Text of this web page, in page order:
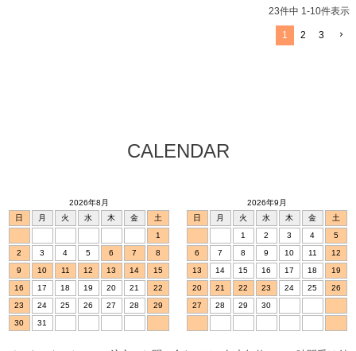
23件中 1-10件表示
1 2 3
CALENDAR
2026年8月
日
月 火 水 木 金
土
1
2
3 4 5 6 7
8
9
10 11 12 13 14
15
16
17 18 19 20 21
22
23
24 25 26 27 28
29
30
31
2026年9月
日
月 火 水 木 金
土
1
2 3 4
5
6
7 8 9 10 11
12
13
14 15 16 17 18
19
20
21 22 23 24 25
26
27
28 29 30